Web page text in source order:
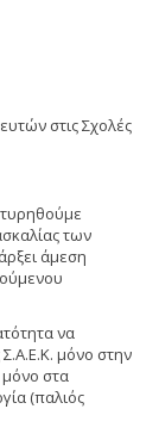
στις Σχολές
των
άμεση
να
μόνο στην
μόνο στα
(παλιός